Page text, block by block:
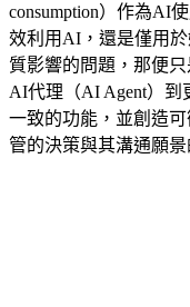
consumption）作為AI
效利用AI，還是僅用
質影響的問題，那便
AI代理（AI Agent）
一致的功能，並創造
管的決策與其溝通願